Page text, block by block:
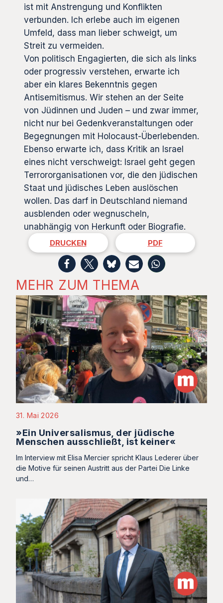
ist mit Anstrengung und Konflikten
verbunden. Ich erlebe auch im eigenen
Umfeld, dass man lieber schweigt, um
Streit zu vermeiden.
Von politisch Engagierten, die sich als links
oder progressiv verstehen, erwarte ich
aber ein klares Bekenntnis gegen
Antisemitismus. Wir stehen an der Seite
von Jüdinnen und Juden – und zwar immer,
nicht nur bei Gedenkveranstaltungen oder
Begegnungen mit Holocaust-Überlebenden.
Ebenso erwarte ich, dass Kritik an Israel
eines nicht verschweigt: Israel geht gegen
Terrororganisationen vor, die den jüdischen
Staat und jüdisches Leben auslöschen
wollen. Das darf in Deutschland niemand
ausblenden oder wegnuscheln,
unabhängig von Herkunft oder Biografie.
DRUCKEN PDF
MEHR ZUM THEMA
31. Mai 2026
»Ein Universalismus, der jüdische
Menschen ausschließt, ist keiner«
Im Interview mit Elisa Mercier spricht Klaus Lederer über
die Motive für seinen Austritt aus der Partei Die Linke
und…